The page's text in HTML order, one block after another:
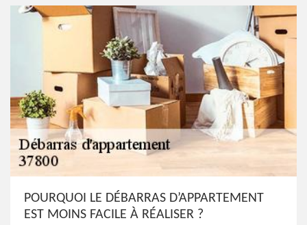
POURQUOI LE DÉBARRAS D’APPARTEMENT
EST MOINS FACILE À RÉALISER ?